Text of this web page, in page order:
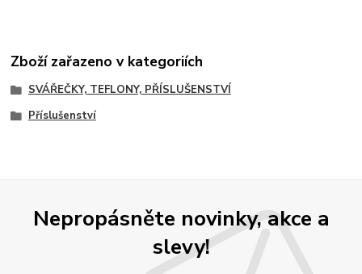
Zboží zařazeno v kategoriích
SVÁŘEČKY, TEFLONY, PŘÍSLUŠENSTVÍ
Příslušenství
Nepropásněte novinky, akce a
slevy!